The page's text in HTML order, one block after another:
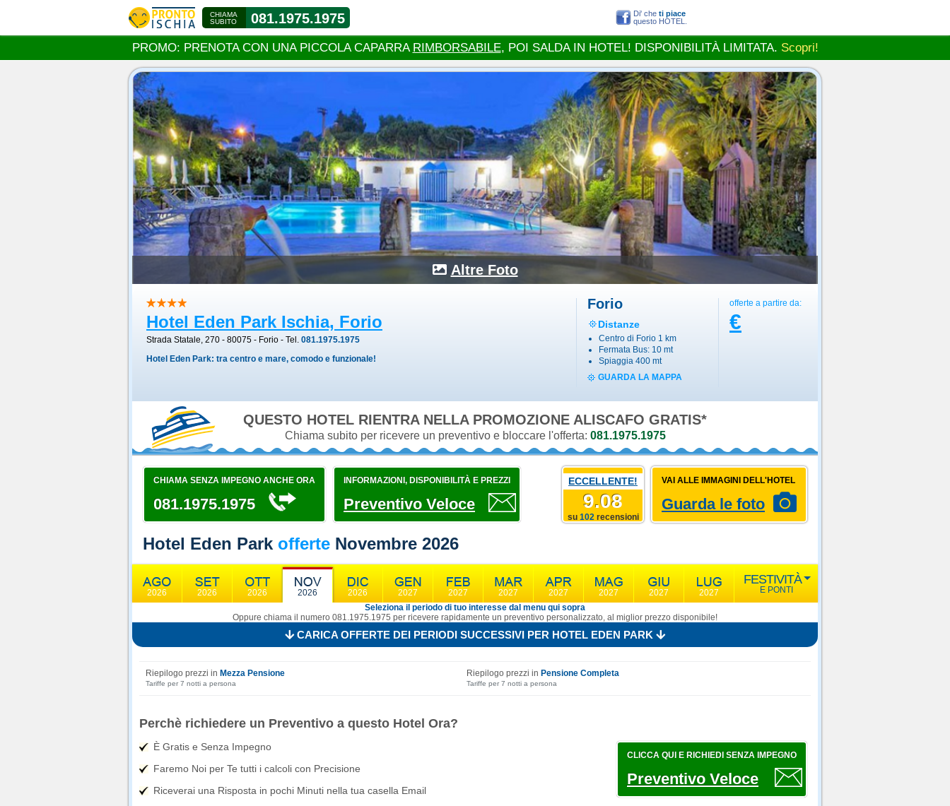
Altre Foto
Hotel Eden Park Ischia, Forio
Strada Statale, 270 - 80075 - Forio - Tel. 081.1975.1975
Hotel Eden Park: tra centro e mare, comodo e funzionale!
offerte a partire da:
€
Forio
Distanze
Centro di Forio 1 km
Fermata Bus: 10 mt
Spiaggia 400 mt
GUARDA LA MAPPA
QUESTO HOTEL RIENTRA NELLA PROMOZIONE ALISCAFO GRATIS*
Chiama subito per ricevere un preventivo e bloccare l'offerta: 081.1975.1975
VAI ALLE IMMAGINI DELL'HOTEL
Guarda le foto
ECCELLENTE!
9.08
su 102recensioni
CHIAMA SENZA IMPEGNO ANCHE ORA
081.1975.1975
INFORMAZIONI, DISPONIBILITÀ E PREZZI
Preventivo Veloce
Hotel Eden Park offerte Novembre 2026
2026 2026 2026 2026 2026 2027 2027 2027 2027 2027 2027 2027
FESTIVITÀ
E PONTI
Seleziona il periodo di tuo interesse dal menu qui sopra
Oppure chiama il numero 081.1975.1975 per ricevere rapidamente un preventivo personalizzato, al miglior prezzo disponibile!
CARICA OFFERTE DEI PERIODI SUCCESSIVI PER HOTEL EDEN PARK
Riepilogo prezzi in Mezza Pensione
Tariffe per 7 notti a persona
Riepilogo prezzi in Pensione Completa
Tariffe per 7 notti a persona
Perchè richiedere un Preventivo a questo Hotel Ora?
È Gratis e Senza Impegno
Faremo Noi per Te tutti i calcoli con Precisione
Riceverai una Risposta in pochi Minuti nella tua casella Email
CLICCA QUI E RICHIEDI SENZA IMPEGNO
Preventivo Veloce
CHIAMA
SUBITO
081.1975.1975 Di' che ti piace
questo HOTEL.
PROMO: PRENOTA CON UNA PICCOLA CAPARRA RIMBORSABILE, POI SALDA IN HOTEL! DISPONIBILITÀ LIMITATA. Scopri!